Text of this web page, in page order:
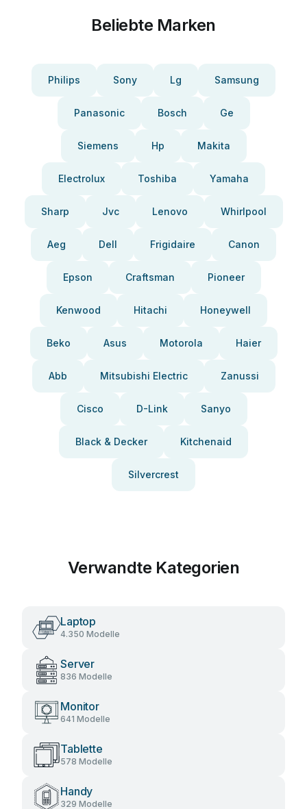
Beliebte Marken
Philips Sony Lg Samsung
Panasonic Bosch Ge
Siemens Hp Makita
Electrolux Toshiba Yamaha
Sharp Jvc Lenovo Whirlpool
Aeg Dell Frigidaire Canon
Epson Craftsman Pioneer
Kenwood Hitachi Honeywell
Beko Asus Motorola Haier
Abb Mitsubishi Electric Zanussi
Cisco D-Link Sanyo
Black & Decker Kitchenaid
Silvercrest
Verwandte Kategorien
Laptop
4.350 Modelle
Server
836 Modelle
Monitor
641 Modelle
Tablette
578 Modelle
Handy
329 Modelle